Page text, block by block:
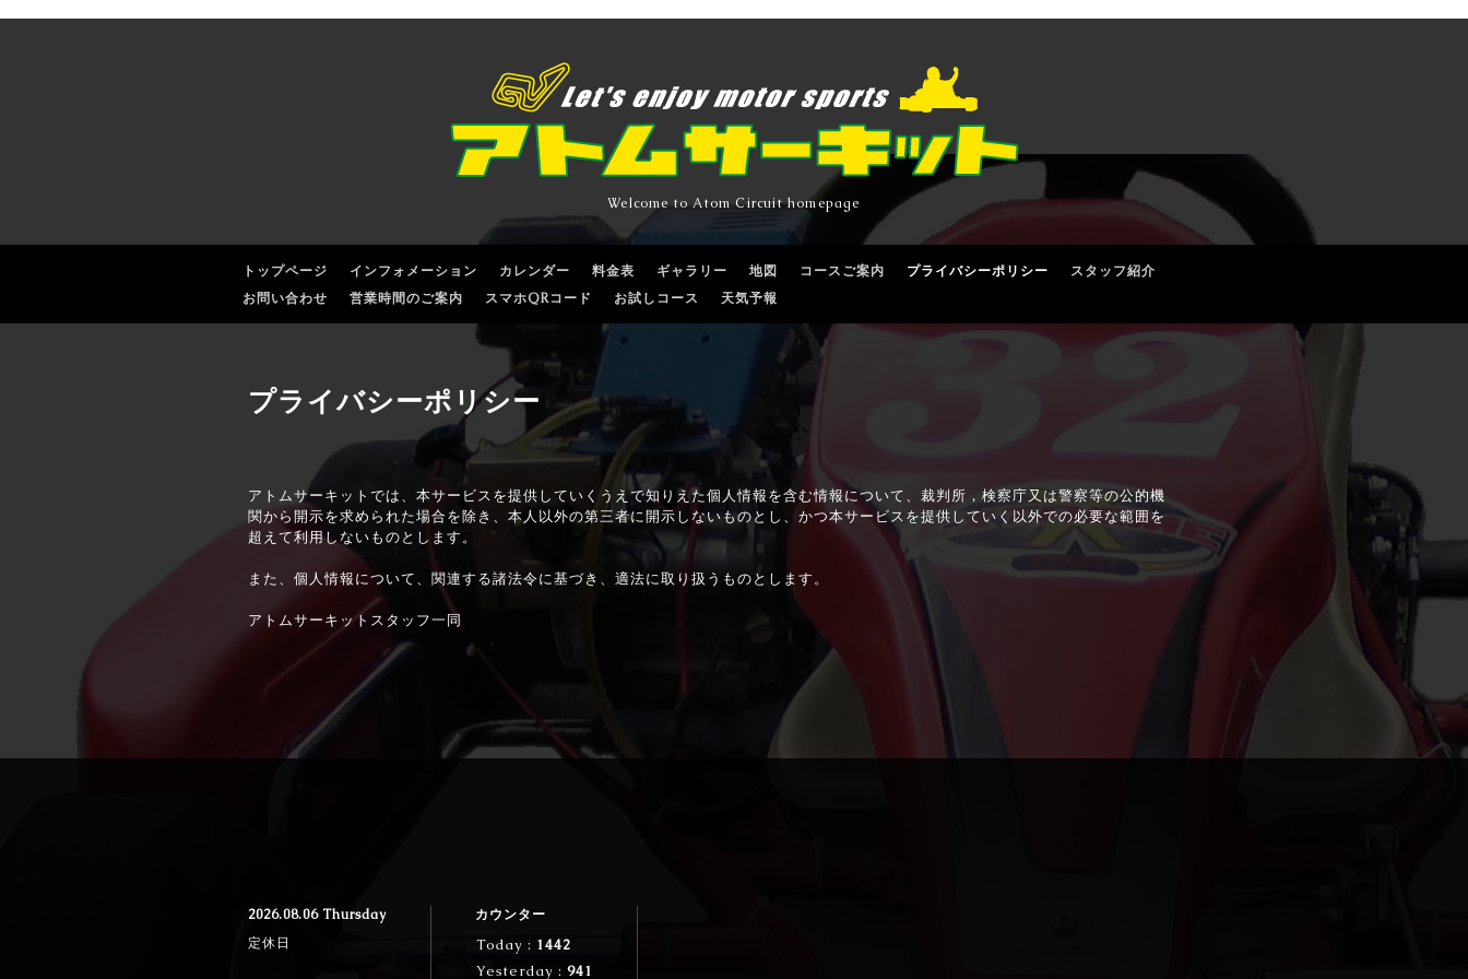
Welcome to Atom Circuit homepage
トップページ インフォメーション カレンダー 料金表 ギャラリー 地図 コースご案内 プライバシーポリシー
スタッフ紹介
お問い合わせ
営業時間のご案内 スマホQRコード お試しコース 天気予報
プライバシーポリシー
アトムサーキットでは、本サービスを提供していくうえで知りえた個人情報を含む情報について、裁判所，検察庁又は警察等の公的機
関から開示を求められた場合を除き、本人以外の第三者に開示しないものとし、かつ本サービスを提供していく以外での必要な範囲を
超えて利用しないものとします。
また、個人情報について、関連する諸法令に基づき、適法に取り扱うものとします。
アトムサーキットスタッフ一同
2026.08.06 Thursday
定休日
カウンター
Today : 1442
Yesterday : 941